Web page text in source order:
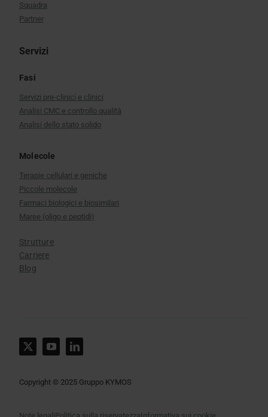
Squadra
Partner
Servizi
Fasi
Servizi pre-clinici e clinici
Analisi CMC e controllo qualità
Analisi dello stato solido
Molecole
Terapie cellulari e geniche
Piccole molecole
Farmaci biologici e biosimilari
Maree (oligo e peptidi)
Strutture
Carriere
Blog
Copyright © 2025 Gruppo KYMOS